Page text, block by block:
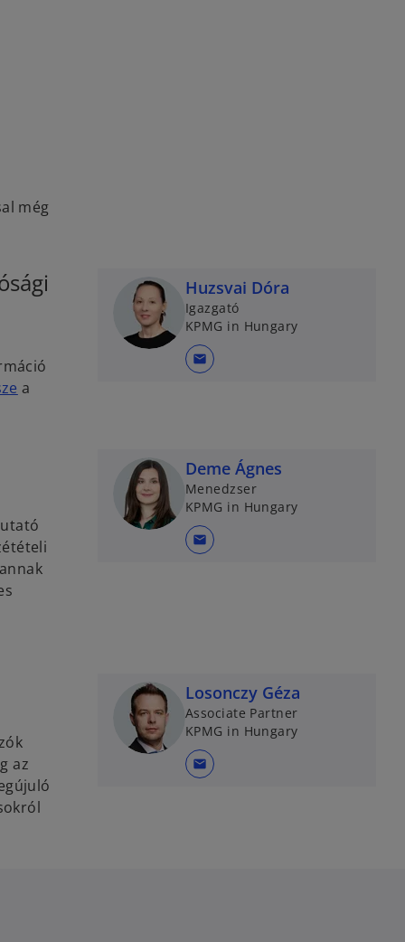
még
o
n
a
a
Huzsvai Dóra
Igazgató
KPMG in Hungary
mail
Deme Ágnes
Menedzser
KPMG in Hungary
mail
az
Losonczy Géza
Associate Partner
KPMG in Hungary
mail